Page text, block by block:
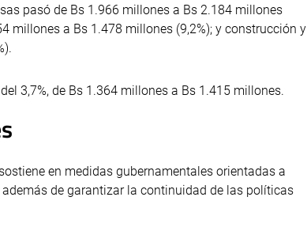
pasó de Bs 1.966 millones a Bs 2.184 millones
millones a Bs 1.478 millones (9,2%); y construcción y
3,7%, de Bs 1.364 millones a Bs 1.415 millones.
en medidas gubernamentales orientadas a
de garantizar la continuidad de las políticas